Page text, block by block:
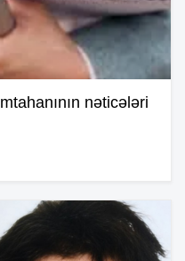
nəticələri